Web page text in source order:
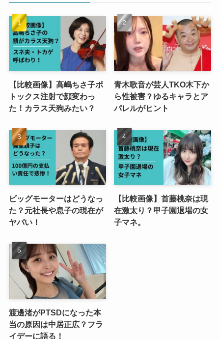
【比較画像】高嶋ちさ子ボ
トックス注射で顔変わっ
た！カラス天狗みたい？
青木歌音が芸人TKO木下か
ら性被害？ゆるキャラとア
パレルがヒント
ビッグモーターはどうなっ
た？元社長や息子の現在が
ヤバい！
【比較画像】首藤桃奈は現
在激太り？甲子園退場の女
子マネ。
渡邊渚がPTSDになった本
当の原因は中居正広？フラ
イデーに語る！